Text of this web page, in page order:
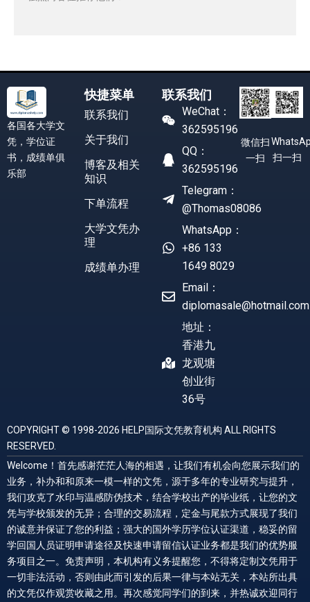
各国各大学文
凭，学位证
书，成绩单俱
乐部
快捷菜单
联系我们
关于我们
博客及相关
知识
下单流程
大学文凭办
理
成绩单办理
联系我们
WeChat：
362595196
QQ：
362595196
Telegram：
@Thomas08086
WhatsApp：
+86 133
1649 8029
Email：
diplomasale@hotmail.com
地址：
香港九
龙观塘
创业街
36号
微信扫
一扫
扫一扫
COPYRIGHT © 1998-2026 HELP国际文凭教育机构 ALL RIGHTS
RESERVED.
Welcome！首先感谢茫茫人海的相遇，让我们有机会向您展示我们的
业务，补办和和原来一模一样的文凭，源于多年的专业研究与提升，
我们攻克了水印与温感防伪技术，结合学校出产的毕业纸，让您的文
凭与学校颁发的无异；合理的交易流程，定金与尾款方式展现了我们
的诚意并保证了您的利益；强大的国外学历学位认证渠道，稳妥的留
学回国人员证明申请途径及快速申请留信认证业务都是我们的优势服
务项目之一。免责声明，本机构有义务提醒您，不得将定制文凭用于
一切非法活动，否则由此而引发的后果一律与本站无关，本站所出具
的文凭仅作观赏收藏之用。再次感觉同学们的到来，并热诚欢迎同行